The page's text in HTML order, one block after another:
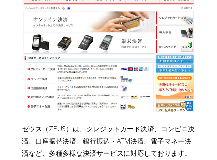
ゼウス（ZEUS）は、クレジットカード決済、コンビニ決
済、口座振替決済、銀行振込・ATM決済、電子マネー決
済など、多種多様な決済サービスに対応しております。